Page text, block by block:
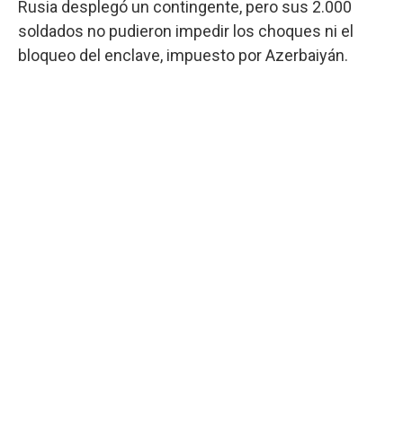
Rusia desplegó un contingente, pero sus 2.000
soldados no pudieron impedir los choques ni el
bloqueo del enclave, impuesto por Azerbaiyán.